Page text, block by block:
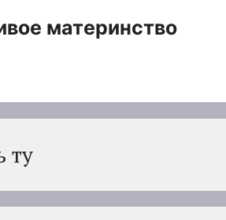
материнство
ту